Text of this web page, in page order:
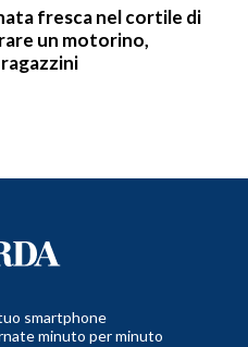
fresca nel cortile di
un motorino,
smartphone
minuto per minuto